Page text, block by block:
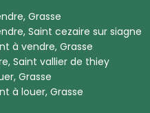
Grasse
Saint cezaire sur siagne
à vendre, Grasse
Saint vallier de thiey
Grasse
à louer, Grasse